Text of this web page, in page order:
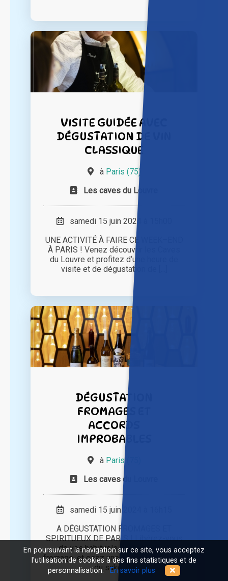
VISITE GUIDÉE AVEC
DÉGUSTATION DE VIN
CLASSIQUE
à Paris (75)
Les caves du Louvre
samedi 15 juin 2024 à 15h00
UNE ACTIVITÉ À FAIRE CE WEEK–END
À PARIS ! Venez découvrir les Caves
du Louvre et profitez d‘une heure de
visite et de dégustation de [...]
DÉGUSTATION
FROMAGES ET
ACCORDS
IMPROBABLES
à Paris (75)
Les caves du Louvre
samedi 15 juin 2024 à 16h15
A DÉGUSTATION FROMAGES ET
SPIRITUEUX DE PARIS ! Libérez-vous
de vos habituels accords vin et
fromage, et osez une expérience autour
du saké, [...]
En poursuivant la navigation sur ce site, vous acceptez
l'utilisation de cookies à des fins statistiques et de
personnalisation.En savoir plus